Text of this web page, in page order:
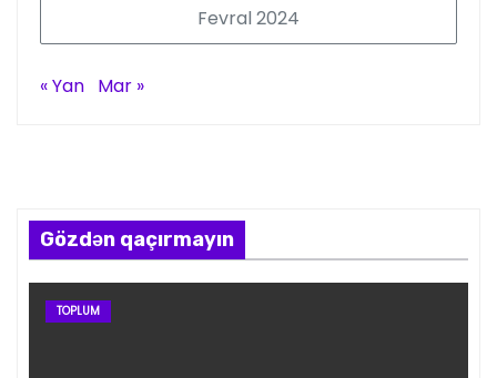
Fevral 2024
« Yan Mar »
Gözdən qaçırmayın
TOPLUM